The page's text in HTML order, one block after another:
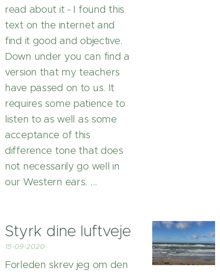
read about it - I found this
text on the internet and
find it good and objective.
Down under you can find a
version that my teachers
have passed on to us. It
requires some patience to
listen to as well as some
acceptance of this
difference tone that does
not necessarily go well in
our Western ears. ...
Styrk dine luftveje
15-09-2020
Forleden skrev jeg om den